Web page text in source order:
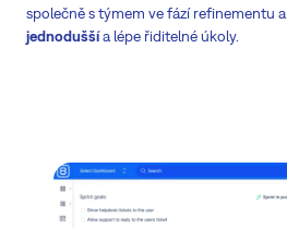
společně s týmem ve fází refinementu a
jednoduššía lépe řiditelné úkoly.